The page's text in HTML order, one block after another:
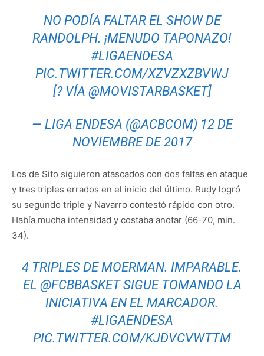
NO PODÍA FALTAR EL SHOW DE
RANDOLPH. ¡MENUDO TAPONAZO!
#LIGAENDESA
PIC.TWITTER.COM/XZVZXZBVWJ
[? VÍA @MOVISTARBASKET]
— LIGA ENDESA (@ACBCOM) 12 DE
NOVIEMBRE DE 2017
Los de Sito siguieron atascados con dos faltas en ataque
y tres triples errados en el inicio del último. Rudy logró
su segundo triple y Navarro contestó rápido con otro.
Había mucha intensidad y costaba anotar (66-70, min.
34).
4 TRIPLES DE MOERMAN. IMPARABLE.
EL @FCBBASKETSIGUE TOMANDO LA
INICIATIVA EN EL MARCADOR.
#LIGAENDESA
PIC.TWITTER.COM/KJDVCVWTTM